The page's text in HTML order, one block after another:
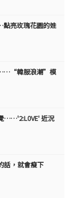
亮玫瑰花園的娃
……“韓服浪潮”模
……'2:L0VE' 近況
話，就會瘦下